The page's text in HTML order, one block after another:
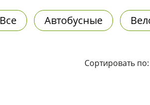
Все Автобусные
Сортировать по: